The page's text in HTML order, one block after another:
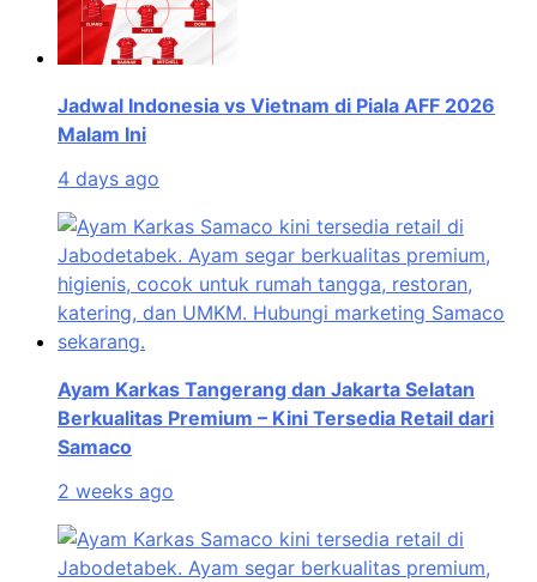
Jadwal Indonesia vs Vietnam di Piala AFF 2026
Malam Ini
4 days ago
Ayam Karkas Tangerang dan Jakarta Selatan
Berkualitas Premium – Kini Tersedia Retail dari
Samaco
2 weeks ago